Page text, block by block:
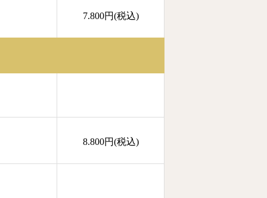
7.800円(税込)
8.800円(税込)